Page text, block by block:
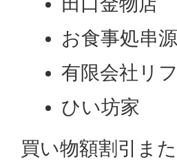
お食事処串源
有限会社リ
ひい坊家
買い物額割引ま